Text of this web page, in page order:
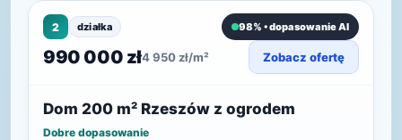
2 działka 98% • dopasowanie AI
990 000 zł4 950 zł/m² Zobacz ofertę
Dom 200 m² Rzeszów z ogrodem
Dobre dopasowanie